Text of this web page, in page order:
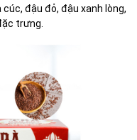
đậu đỏ, đậu xanh lòng,
trưng.